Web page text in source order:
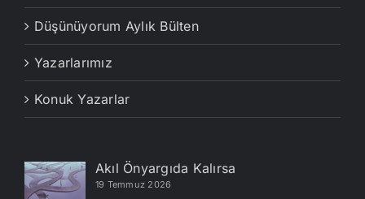
Düşünüyorum Aylık Bülten
Yazarlarımız
Konuk Yazarlar
Akıl Önyargıda Kalırsa
19 Temmuz 2026